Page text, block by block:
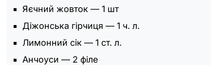
Яєчний жовток — 1 шт
Діжонська гірчиця — 1 ч. л.
Лимонний сік — 1 ст. л.
Анчоуси — 2 філе